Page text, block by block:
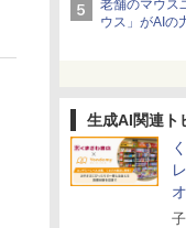
老舗のマウス
ウス」がAIの
化、
る。復活記
生成AI関連ト